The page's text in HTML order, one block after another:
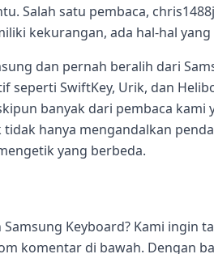
Salah satu pembaca,
kekurangan, ada hal-hal
dan pernah beralih dari
seperti SwiftKey, Urik, dan
banyak dari pembaca kami
hanya mengandalkan
yang berbeda.
Keyboard? Kami ingin
komentar di bawah. Dengan